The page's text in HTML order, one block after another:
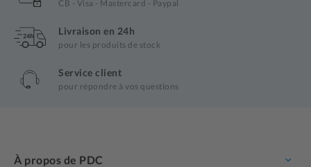
CB - Visa - Mastercard - Paypal
Livraison en 24h
pour les produits de stock
Service client
pour répondre à vos questions
À propos de PDC